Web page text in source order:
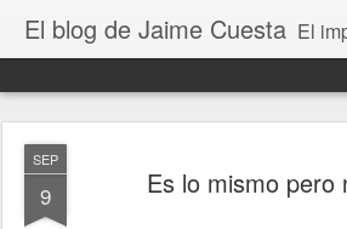
El blog de Jaime Cuesta El impacto de
SEP
9 Es lo mismo pero